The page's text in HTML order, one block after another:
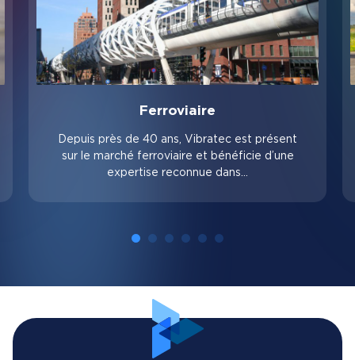
Ferroviaire
Depuis près de 40 ans, Vibratec est présent
sur le marché ferroviaire et bénéficie d’une
expertise reconnue dans…